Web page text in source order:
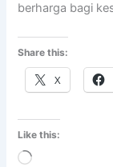
berharga bagi
Share this:
X
Like this:
Loading…